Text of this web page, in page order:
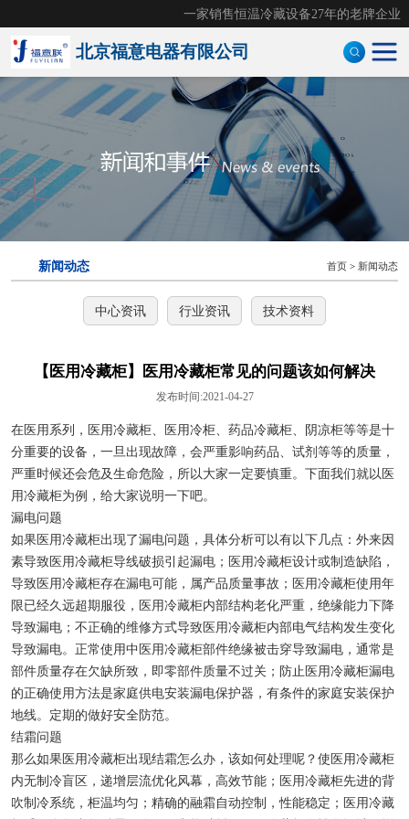
一家销售恒温冷藏设备27年的老牌企业
北京福意电器有限公司
新闻动态 首页 > 新闻动态
中心资讯 行业资讯 技术资料
【医用冷藏柜】医用冷藏柜常见的问题该如何解决
发布时间:2021-04-27
在医用系列，医用冷藏柜、医用冷柜、药品冷藏柜、阴凉柜等等是十
分重要的设备，一旦出现故障，会严重影响药品、试剂等等的质量，
严重时候还会危及生命危险，所以大家一定要慎重。下面我们就以医
用冷藏柜为例，给大家说明一下吧。
漏电问题
如果医用冷藏柜出现了漏电问题，具体分析可以有以下几点：外来因
素导致医用冷藏柜导线破损引起漏电；医用冷藏柜设计或制造缺陷，
导致医用冷藏柜存在漏电可能，属产品质量事故；医用冷藏柜使用年
限已经久远超期服役，医用冷藏柜内部结构老化严重，绝缘能力下降
导致漏电；不正确的维修方式导致医用冷藏柜内部电气结构发生变化
导致漏电。正常使用中医用冷藏柜部件绝缘被击穿导致漏电，通常是
部件质量存在欠缺所致，即零部件质量不过关；防止医用冷藏柜漏电
的正确使用方法是家庭供电安装漏电保护器，有条件的家庭安装保护
地线。定期的做好安全防范。
结霜问题
那么如果医用冷藏柜出现结霜怎么办，该如何处理呢？使医用冷藏柜
内无制冷盲区，递增层流优化风幕，高效节能；医用冷藏柜先进的背
吹制冷系统，柜温均匀；精确的融霜自动控制，性能稳定；医用冷藏
手术室恒温箱
医用液体加温柜
医用加温箱
医用冷藏柜
样本灭活仪
灭活恒温箱
冷链运输箱
锂电池测试恒温箱
实验室低温冰箱